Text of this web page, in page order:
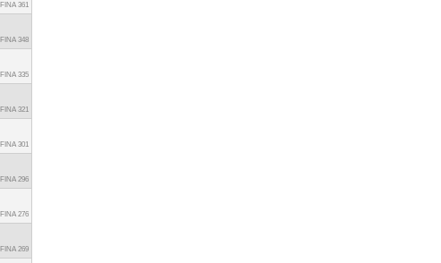
FINA 361
FINA 348
FINA 335
FINA 321
FINA 301
FINA 296
FINA 276
FINA 269